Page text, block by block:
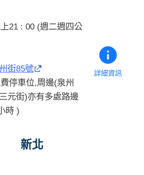
21 : 00 (週二週四公
街85號
停車位,周邊(泉州
元街)亦有多處路邊
時 )
詳細資訊
新北